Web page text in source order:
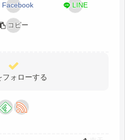
Facebook LINE
コピー
フォローする